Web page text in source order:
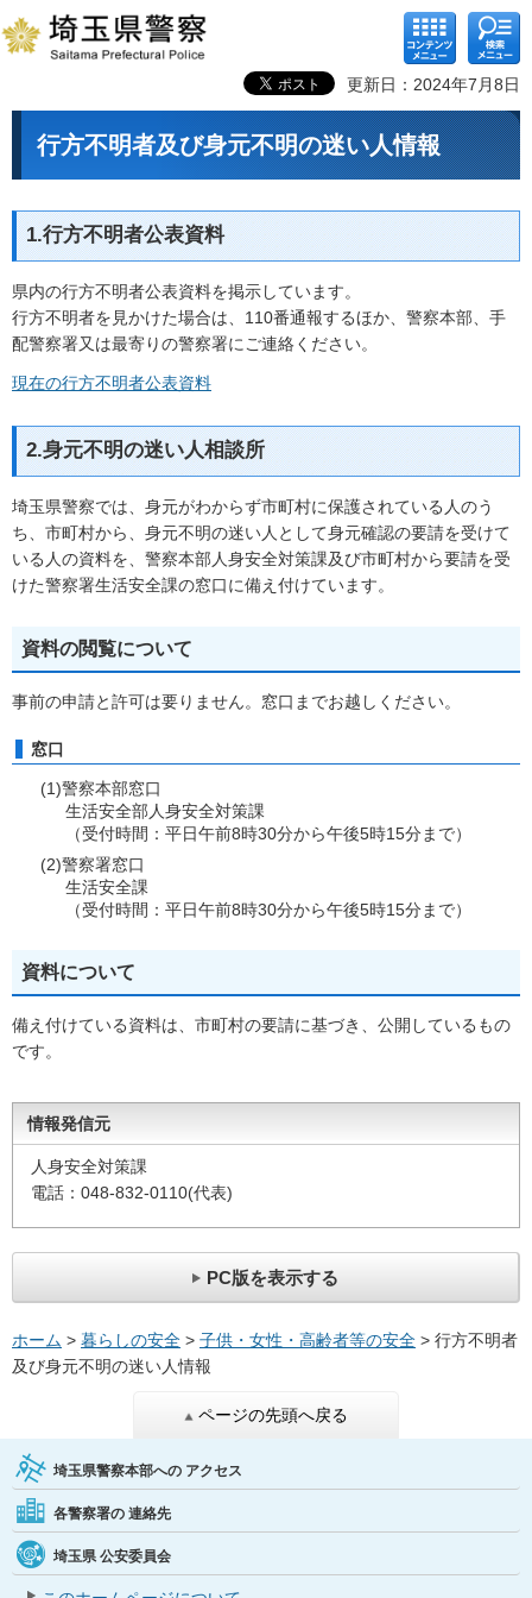
コンテ
ンツメ
ニュー
検索メ
ニュー
更新日：2024年7月8日
行方不明者及び身元不明の迷い人情報
1.行方不明者公表資料
県内の行方不明者公表資料を掲示しています。
行方不明者を見かけた場合は、110番通報するほか、警察本部、手
配警察署又は最寄りの警察署にご連絡ください。
現在の行方不明者公表資料
2.身元不明の迷い人相談所
埼玉県警察では、身元がわからず市町村に保護されている人のう
ち、市町村から、身元不明の迷い人として身元確認の要請を受けて
いる人の資料を、警察本部人身安全対策課及び市町村から要請を受
けた警察署生活安全課の窓口に備え付けています。
資料の閲覧について
事前の申請と許可は要りません。窓口までお越しください。
窓口
(1)警察本部窓口
生活安全部人身安全対策課
（受付時間：平日午前8時30分から午後5時15分まで）
(2)警察署窓口
生活安全課
（受付時間：平日午前8時30分から午後5時15分まで）
資料について
備え付けている資料は、市町村の要請に基づき、公開しているもの
です。
情報発信元
人身安全対策課
電話：048-832-0110(代表)
PC版を表示する
ホーム > 暮らしの安全 > 子供・女性・高齢者等の安全 > 行方不明者
及び身元不明の迷い人情報
ページの先頭へ戻る
埼玉県警察本部への アクセス
各警察署の 連絡先
埼玉県 公安委員会